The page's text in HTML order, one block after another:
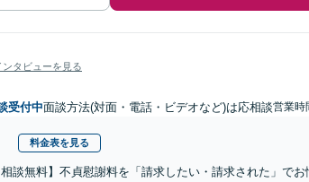
ンタビューを見る
受付中面談方法(対面・電話・ビデオなど)は応相談営業時
料金表を見る
相談無料】不貞慰謝料を「請求したい・請求された」で